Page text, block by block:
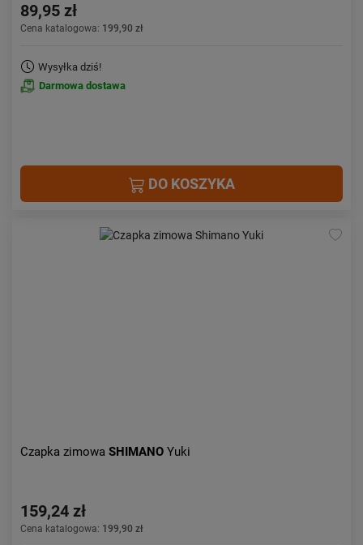
89,95 zł
Cena katalogowa: 199,90 zł
Wysyłka dziś!
Darmowa dostawa
DO KOSZYKA
Czapka zimowa SHIMANO Yuki
159,24 zł
Cena katalogowa: 199,90 zł